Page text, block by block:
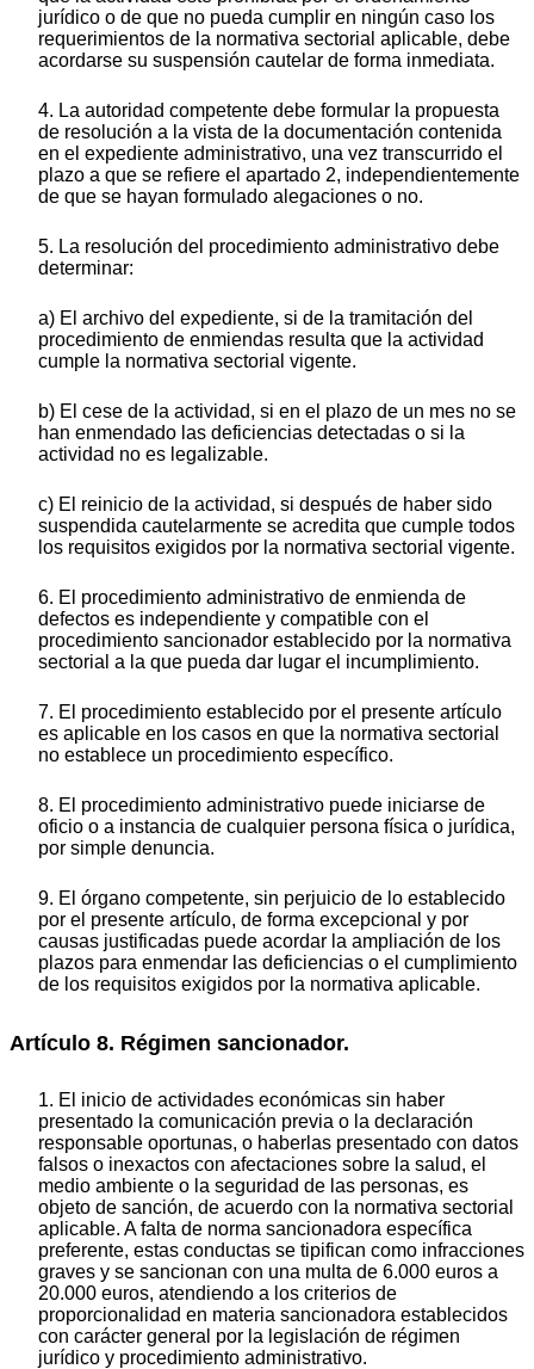
jurídico o de que no pueda cumplir en ningún caso los
requerimientos de la normativa sectorial aplicable, debe
acordarse su suspensión cautelar de forma inmediata.
4. La autoridad competente debe formular la propuesta
de resolución a la vista de la documentación contenida
en el expediente administrativo, una vez transcurrido el
plazo a que se refiere el apartado 2, independientemente
de que se hayan formulado alegaciones o no.
5. La resolución del procedimiento administrativo debe
determinar:
a) El archivo del expediente, si de la tramitación del
procedimiento de enmiendas resulta que la actividad
cumple la normativa sectorial vigente.
b) El cese de la actividad, si en el plazo de un mes no se
han enmendado las deficiencias detectadas o si la
actividad no es legalizable.
c) El reinicio de la actividad, si después de haber sido
suspendida cautelarmente se acredita que cumple todos
los requisitos exigidos por la normativa sectorial vigente.
6. El procedimiento administrativo de enmienda de
defectos es independiente y compatible con el
procedimiento sancionador establecido por la normativa
sectorial a la que pueda dar lugar el incumplimiento.
7. El procedimiento establecido por el presente artículo
es aplicable en los casos en que la normativa sectorial
no establece un procedimiento específico.
8. El procedimiento administrativo puede iniciarse de
oficio o a instancia de cualquier persona física o jurídica,
por simple denuncia.
9. El órgano competente, sin perjuicio de lo establecido
por el presente artículo, de forma excepcional y por
causas justificadas puede acordar la ampliación de los
plazos para enmendar las deficiencias o el cumplimiento
de los requisitos exigidos por la normativa aplicable.
Artículo 8. Régimen sancionador.
1. El inicio de actividades económicas sin haber
presentado la comunicación previa o la declaración
responsable oportunas, o haberlas presentado con datos
falsos o inexactos con afectaciones sobre la salud, el
medio ambiente o la seguridad de las personas, es
objeto de sanción, de acuerdo con la normativa sectorial
aplicable. A falta de norma sancionadora específica
preferente, estas conductas se tipifican como infracciones
graves y se sancionan con una multa de 6.000 euros a
20.000 euros, atendiendo a los criterios de
proporcionalidad en materia sancionadora establecidos
con carácter general por la legislación de régimen
jurídico y procedimiento administrativo.